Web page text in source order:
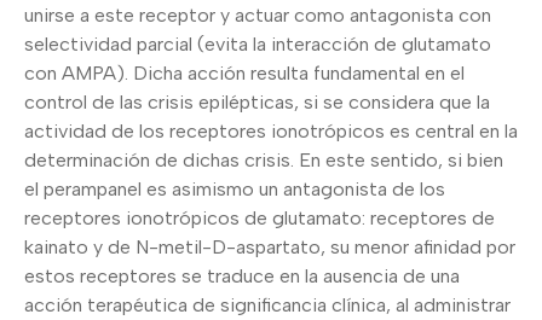
unirse a este receptor y actuar como antagonista con
selectividad parcial (evita la interacción de glutamato
con AMPA). Dicha acción resulta fundamental en el
control de las crisis epilépticas, si se considera que la
actividad de los receptores ionotrópicos es central en la
determinación de dichas crisis. En este sentido, si bien
el perampanel es asimismo un antagonista de los
receptores ionotrópicos de glutamato: receptores de
kainato y de N-metil-D-aspartato, su menor afinidad por
estos receptores se traduce en la ausencia de una
acción terapéutica de significancia clínica, al administrar